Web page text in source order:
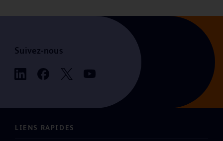
Suivez-nous
LIENS RAPIDES